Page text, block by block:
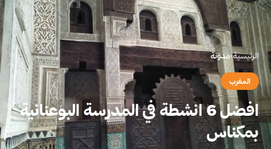
الرئيسية›مدوّنة
المغرب
افضل 6 انشطة في المدرسة البوعنانية
بمكناس